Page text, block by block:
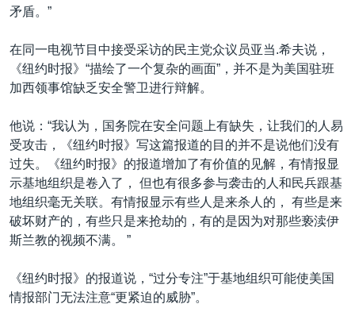
矛盾。”
在同一电视节目中接受采访的民主党众议员亚当.希夫说，
《纽约时报》“描绘了一个复杂的画面”，并不是为美国驻班
加西领事馆缺乏安全警卫进行辩解。
他说：“我认为，国务院在安全问题上有缺失，让我们的人易
受攻击，《纽约时报》写这篇报道的目的并不是说他们没有
过失。《纽约时报》的报道增加了有价值的见解，有情报显
示基地组织是卷入了， 但也有很多参与袭击的人和民兵跟基
地组织毫无关联。有情报显示有些人是来杀人的， 有些是来
破坏财产的，有些只是来抢劫的，有的是因为对那些亵渎伊
斯兰教的视频不满。 ”
《纽约时报》的报道说，“过分专注”于基地组织可能使美国
情报部门无法注意“更紧迫的威胁”。